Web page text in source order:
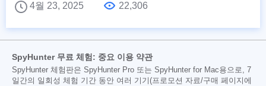
4월 23, 2025
22,306
SpyHunter 무료 체험: 중요 이용 약관
SpyHunter 체험판은 SpyHunter Pro 또는 SpyHunter for Mac용으로, 7
일간의 일회성 체험 기간 동안 여러 기기(프로모션 자료/구매 페이지에